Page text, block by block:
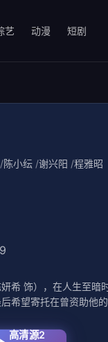
艺 动漫 短剧
陈小纭 谢兴阳 程雅昭
希 饰），在人生至
希望寄托在曾资助他
高清源2